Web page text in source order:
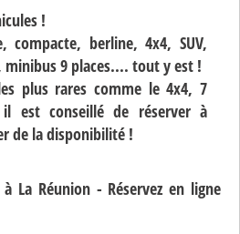
!
compacte, berline, 4x4, SUV,
minibus 9 places.... tout y est !
plus rares comme le 4x4, 7
est conseillé de réserver à
de la disponibilité !